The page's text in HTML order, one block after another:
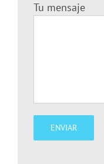
Tu mensaje